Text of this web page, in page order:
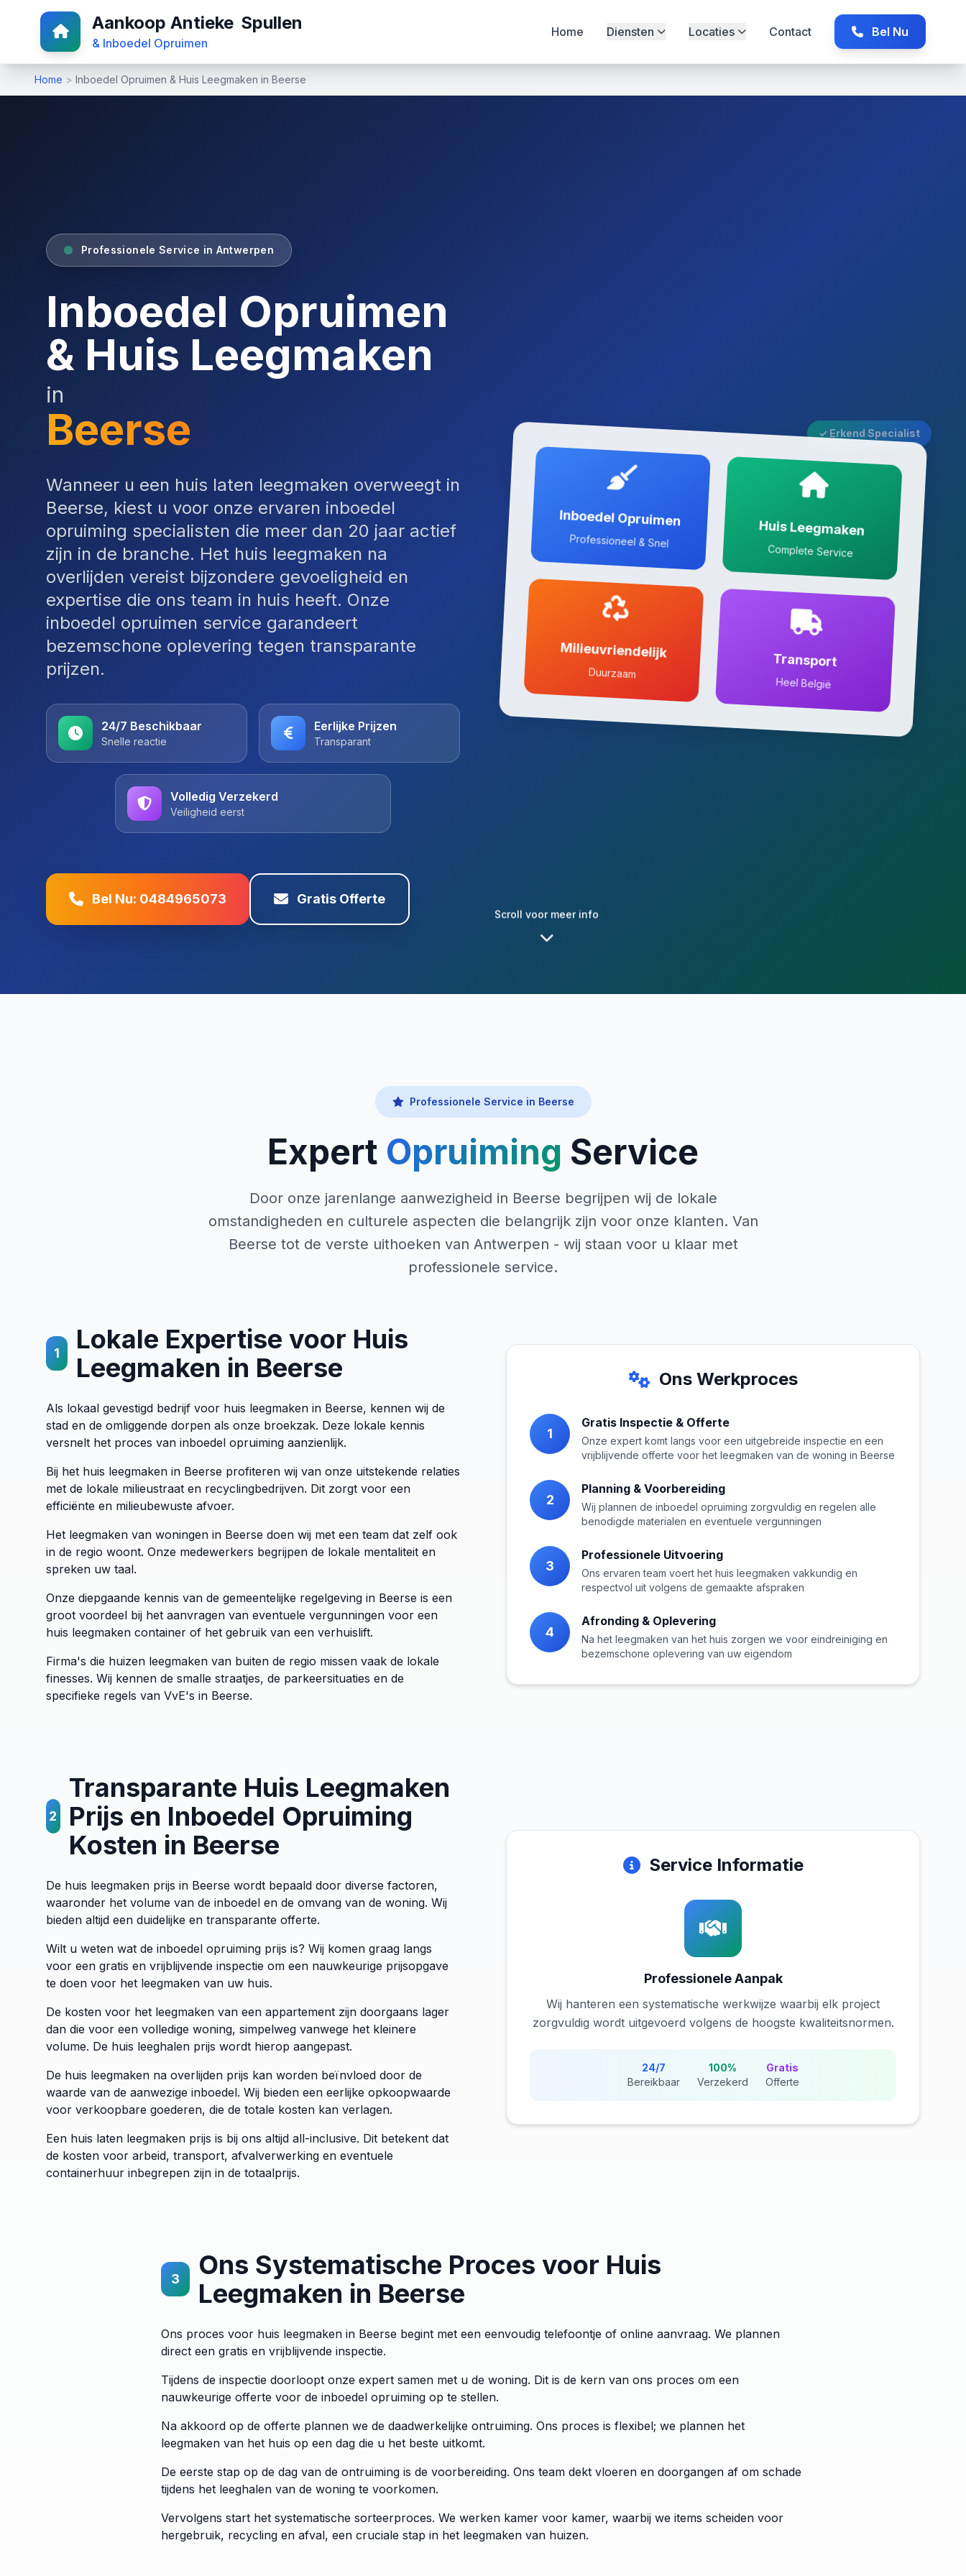
Aankoop Antieke Spullen
& Inboedel Opruimen
Home Diensten Locaties Contact Bel Nu
Home > Inboedel Opruimen & Huis Leegmaken in Beerse
Professionele Service in Antwerpen
Inboedel Opruimen
& Huis Leegmaken
in
Beerse
Wanneer u een huis laten leegmaken overweegt in
Beerse, kiest u voor onze ervaren inboedel
opruiming specialisten die meer dan 20 jaar actief
zijn in de branche. Het huis leegmaken na
overlijden vereist bijzondere gevoeligheid en
expertise die ons team in huis heeft. Onze
inboedel opruimen service garandeert
bezemschone oplevering tegen transparante
prijzen.
24/7 Beschikbaar
Snelle reactie
Eerlijke Prijzen
Transparant
Volledig Verzekerd
Veiligheid eerst
Bel Nu: 0484965073 Gratis Offerte
Inboedel Opruimen
Professioneel & Snel
Huis Leegmaken
Complete Service
Milieuvriendelijk
Duurzaam
Transport
Heel België
✓ Erkend Specialist
Scroll voor meer info
Professionele Service in Beerse
Expert Opruiming Service
Door onze jarenlange aanwezigheid in Beerse begrijpen wij de lokale
omstandigheden en culturele aspecten die belangrijk zijn voor onze klanten. Van
Beerse tot de verste uithoeken van Antwerpen - wij staan voor u klaar met
professionele service.
1
Lokale Expertise voor Huis
Leegmaken in Beerse
Als lokaal gevestigd bedrijf voor huis leegmaken in Beerse, kennen wij de
stad en de omliggende dorpen als onze broekzak. Deze lokale kennis
versnelt het proces van inboedel opruiming aanzienlijk.
Bij het huis leegmaken in Beerse profiteren wij van onze uitstekende relaties
met de lokale milieustraat en recyclingbedrijven. Dit zorgt voor een
efficiënte en milieubewuste afvoer.
Het leegmaken van woningen in Beerse doen wij met een team dat zelf ook
in de regio woont. Onze medewerkers begrijpen de lokale mentaliteit en
spreken uw taal.
Onze diepgaande kennis van de gemeentelijke regelgeving in Beerse is een
groot voordeel bij het aanvragen van eventuele vergunningen voor een
huis leegmaken container of het gebruik van een verhuislift.
Firma's die huizen leegmaken van buiten de regio missen vaak de lokale
finesses. Wij kennen de smalle straatjes, de parkeersituaties en de
specifieke regels van VvE's in Beerse.
Ons Werkproces
1
Gratis Inspectie & Offerte
Onze expert komt langs voor een uitgebreide inspectie en een
vrijblijvende offerte voor het leegmaken van de woning in Beerse
2
Planning & Voorbereiding
Wij plannen de inboedel opruiming zorgvuldig en regelen alle
benodigde materialen en eventuele vergunningen
3
Professionele Uitvoering
Ons ervaren team voert het huis leegmaken vakkundig en
respectvol uit volgens de gemaakte afspraken
4
Afronding & Oplevering
Na het leegmaken van het huis zorgen we voor eindreiniging en
bezemschone oplevering van uw eigendom
2
Transparante Huis Leegmaken
Prijs en Inboedel Opruiming
Kosten in Beerse
De huis leegmaken prijs in Beerse wordt bepaald door diverse factoren,
waaronder het volume van de inboedel en de omvang van de woning. Wij
bieden altijd een duidelijke en transparante offerte.
Wilt u weten wat de inboedel opruiming prijs is? Wij komen graag langs
voor een gratis en vrijblijvende inspectie om een nauwkeurige prijsopgave
te doen voor het leegmaken van uw huis.
De kosten voor het leegmaken van een appartement zijn doorgaans lager
dan die voor een volledige woning, simpelweg vanwege het kleinere
volume. De huis leeghalen prijs wordt hierop aangepast.
De huis leegmaken na overlijden prijs kan worden beïnvloed door de
waarde van de aanwezige inboedel. Wij bieden een eerlijke opkoopwaarde
voor verkoopbare goederen, die de totale kosten kan verlagen.
Een huis laten leegmaken prijs is bij ons altijd all-inclusive. Dit betekent dat
de kosten voor arbeid, transport, afvalverwerking en eventuele
containerhuur inbegrepen zijn in de totaalprijs.
Service Informatie
Professionele Aanpak
Wij hanteren een systematische werkwijze waarbij elk project
zorgvuldig wordt uitgevoerd volgens de hoogste kwaliteitsnormen.
24/7
Bereikbaar
100%
Verzekerd
Gratis
Offerte
3
Ons Systematische Proces voor Huis
Leegmaken in Beerse
Ons proces voor huis leegmaken in Beerse begint met een eenvoudig telefoontje of online aanvraag. We plannen
direct een gratis en vrijblijvende inspectie.
Tijdens de inspectie doorloopt onze expert samen met u de woning. Dit is de kern van ons proces om een
nauwkeurige offerte voor de inboedel opruiming op te stellen.
Na akkoord op de offerte plannen we de daadwerkelijke ontruiming. Ons proces is flexibel; we plannen het
leegmaken van het huis op een dag die u het beste uitkomt.
De eerste stap op de dag van de ontruiming is de voorbereiding. Ons team dekt vloeren en doorgangen af om schade
tijdens het leeghalen van de woning te voorkomen.
Vervolgens start het systematische sorteerproces. We werken kamer voor kamer, waarbij we items scheiden voor
hergebruik, recycling en afval, een cruciale stap in het leegmaken van huizen.